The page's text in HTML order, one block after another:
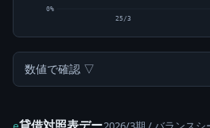
0%
25/3
数値で確認 ▽
貸借対照表デー